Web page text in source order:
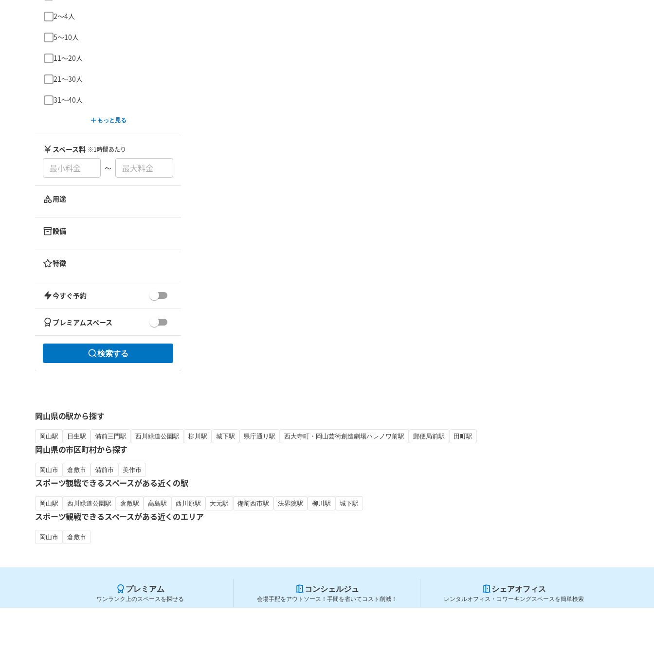
2〜4人
5〜10人
11〜20人
21〜30人
31〜40人
もっと見る
スペース料 ※1時間あたり
〜
用途
設備
特徴
今すぐ予約
プレミアムスペース
検索する
岡山県の駅から探す
岡山駅 日生駅 備前三門駅 西川緑道公園駅 柳川駅 城下駅 県庁通り駅 西大寺町・岡山芸術創造劇場ハレノワ前駅 郵便局前駅 田町駅
岡山県の市区町村から探す
岡山市 倉敷市 備前市 美作市
スポーツ観戦できるスペースがある近くの駅
岡山駅 西川緑道公園駅 倉敷駅 高島駅 西川原駅 大元駅 備前西市駅 法界院駅 柳川駅 城下駅
スポーツ観戦できるスペースがある近くのエリア
岡山市 倉敷市
プレミアム
ワンランク上のスペースを探せる
コンシェルジュ
会場手配をアウトソース！手間を省いてコスト削減！
シェアオフィス
レンタルオフィス・コワーキングスペースを簡単検索